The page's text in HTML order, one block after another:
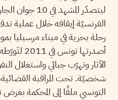
ليتصدّر المشهد
الفرنسيّة إيقافه خلال عملية
رحلة بحرية في ميناء مرسيليا
أصدرتها
الآثار وتهرّب جبائي واستغلال
شخصيّة. تحت المراقبة
التونسي ملفًا إلى المحكمة